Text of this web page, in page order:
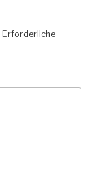
Erforderliche